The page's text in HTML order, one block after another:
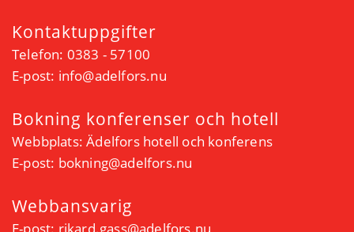
Kontaktuppgifter
Telefon: 0383 - 57100
E-post: info@adelfors.nu
Bokning konferenser och hotell
Webbplats:Ädelfors hotell och konferens
E-post: bokning@adelfors.nu
Webbansvarig